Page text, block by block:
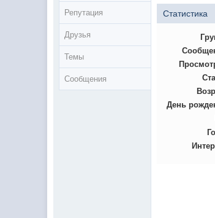
Репутация
Друзья
Темы
Сообщения
Статистика
День